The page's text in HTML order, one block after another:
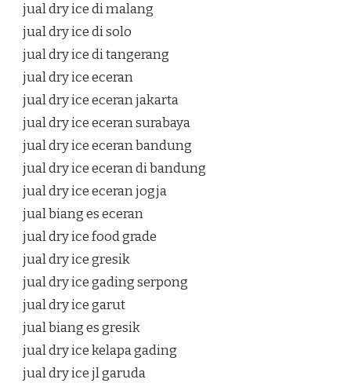
jual dry ice di malang
jual dry ice di solo
jual dry ice di tangerang
jual dry ice eceran
jual dry ice eceran jakarta
jual dry ice eceran surabaya
jual dry ice eceran bandung
jual dry ice eceran di bandung
jual dry ice eceran jogja
jual biang es eceran
jual dry ice food grade
jual dry ice gresik
jual dry ice gading serpong
jual dry ice garut
jual biang es gresik
jual dry ice kelapa gading
jual dry ice jl garuda